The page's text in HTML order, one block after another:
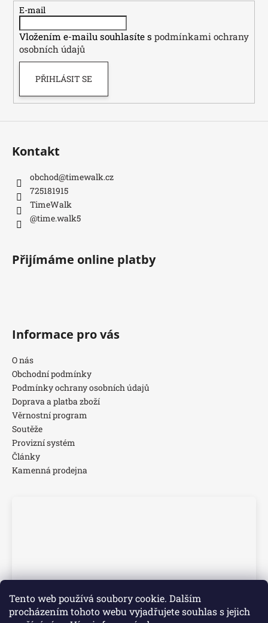
Tento web používá soubory cookie. Dalším
procházením tohoto webu vyjadřujete souhlas s jejich
E-mail
Vložením e-mailu souhlasíte s podmínkami ochrany
osobních údajů
PŘIHLÁSIT SE
Kontakt
obchod@timewalk.cz
725181915
TimeWalk
@time.walk5
Přijímáme online platby
Informace pro vás
O nás
Obchodní podmínky
Podmínky ochrany osobních údajů
Doprava a platba zboží
Věrnostní program
Soutěže
Provizní systém
Články
Kamenná prodejna